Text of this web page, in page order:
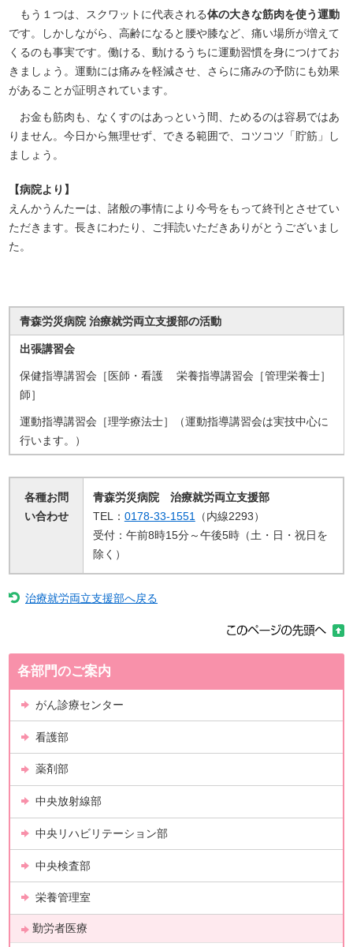
もう１つは、スクワットに代表される体の大きな筋肉を使う運動
です。しかしながら、高齢になると腰や膝など、痛い場所が増えて
くるのも事実です。働ける、動けるうちに運動習慣を身につけてお
きましょう。運動には痛みを軽減させ、さらに痛みの予防にも効果
があることが証明されています。
お金も筋肉も、なくすのはあっという間、ためるのは容易ではあ
りません。今日から無理せず、できる範囲で、コツコツ「貯筋」し
ましょう。
【病院より】
えんかうんたーは、諸般の事情により今号をもって終刊とさせてい
ただきます。長きにわたり、ご拝読いただきありがとうございまし
た。
青森労災病院 治療就労両立支援部の活動
出張講習会
保健指導講習会［医師・看護
師］
栄養指導講習会［管理栄養士］
運動指導講習会［理学療法士］（運動指導講習会は実技中心に
行います。）
各種お問
い合わせ
青森労災病院 治療就労両立支援部
TEL： 0178-33-1551
（内線2293）
受付：午前8時15分～午後5時（土・日・祝日を
除く）
治療就労両立支援部へ戻る
各部門のご案内
がん診療センター
看護部
薬剤部
中央放射線部
中央リハビリテーション部
中央検査部
栄養管理室
勤労者医療